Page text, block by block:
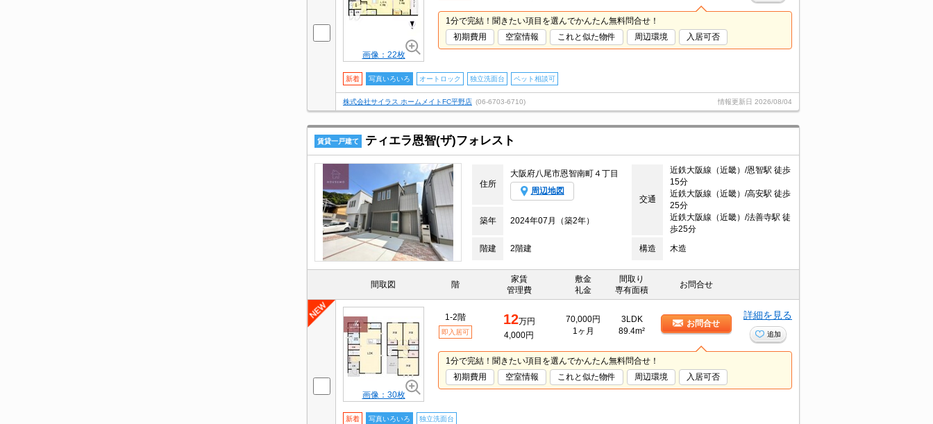
画像：22枚
1分で完結！聞きたい項目を選んでかんたん無料問合せ！
初期費用
空室情報 これと似た物件 周辺環境 入居可否
新着 写真いろいろ オートロック 独立洗面台 ペット相談可
株式会社サイラス ホームメイトFC平野店 (06-6703-6710) 情報更新日 2026/08/04
賃貸一戸建て ティエラ恩智(ザ)フォレスト
住所
大阪府八尾市恩智南町４丁目
周辺地図
交通
近鉄大阪線（近畿）/恩智駅 徒歩
15分
近鉄大阪線（近畿）/高安駅 徒歩
25分
近鉄大阪線（近畿）/法善寺駅 徒
歩25分
築年 2024年07月（築2年）
階建 2階建 構造 木造
間取図 階
家賃
管理費
敷金
礼金
間取り
専有面積
お問合せ
画像：30枚
1-2階
即入居可
12万円
4,000円
70,000円
1ヶ月
3LDK
89.4m²
お問合せ
詳細を見る
追加
1分で完結！聞きたい項目を選んでかんたん無料問合せ！
初期費用
空室情報 これと似た物件 周辺環境 入居可否
新着 写真いろいろ 独立洗面台